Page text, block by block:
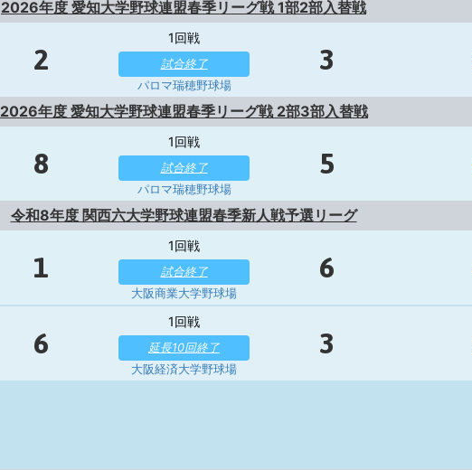
2026年度 愛知大学野球連盟春季リーグ戦 1部2部入替戦
2
1回戦
試合終了
パロマ瑞穂野球場
3
2026年度 愛知大学野球連盟春季リーグ戦 2部3部入替戦
8
1回戦
試合終了
パロマ瑞穂野球場
5
令和8年度 関西六大学野球連盟春季新人戦予選リーグ
1
1回戦
試合終了
大阪商業大学野球場
6
6
1回戦
延長10回終了
大阪経済大学野球場
3